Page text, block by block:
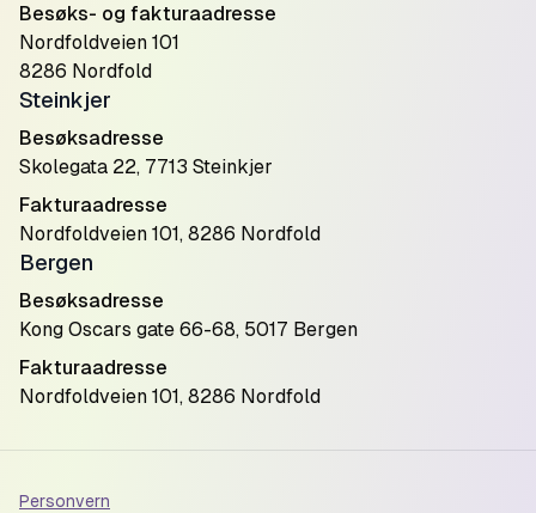
Besøks- og fakturaadresse
Nordfoldveien 101
8286 Nordfold
Steinkjer
Besøksadresse
Skolegata 22, 7713 Steinkjer
Fakturaadresse
Nordfoldveien 101, 8286 Nordfold
Bergen
Besøksadresse
Kong Oscars gate 66-68, 5017 Bergen
Fakturaadresse
Nordfoldveien 101, 8286 Nordfold
Personvern